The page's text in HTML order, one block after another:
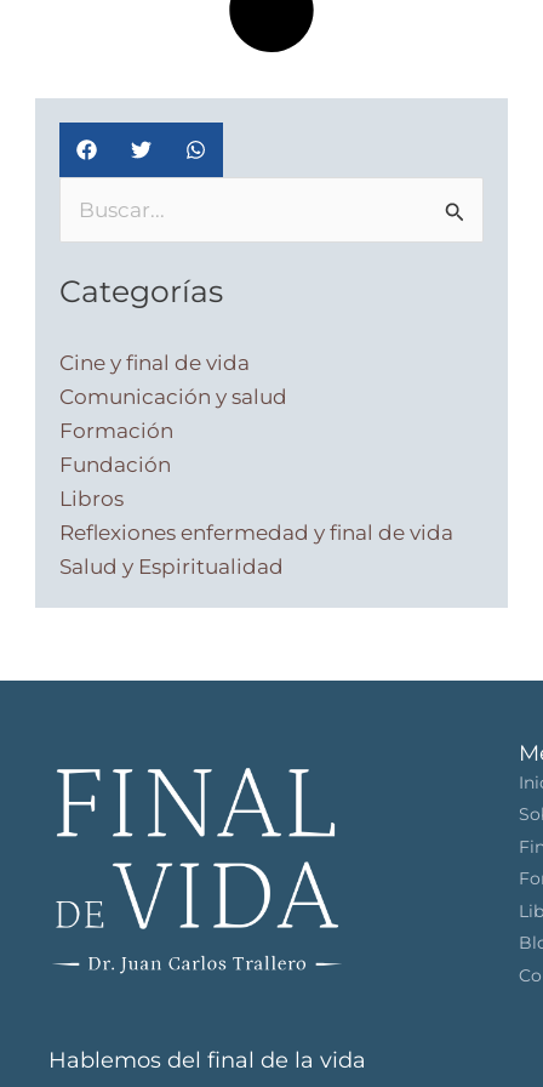
Buscar
por:
Categorías
Cine y final de vida
Comunicación y salud
Formación
Fundación
Libros
Reflexiones enfermedad y final de vida
Salud y Espiritualidad
Hablemos del final de la vida